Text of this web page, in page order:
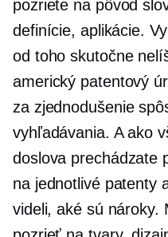
pozriete na pôvod
definície, aplikácie.
od toho skutočne
americký patentový
za zjednodušenie
vyhľadávania. A ako
doslova prechádzate
na jednotlivé patenty
videli, aké sú